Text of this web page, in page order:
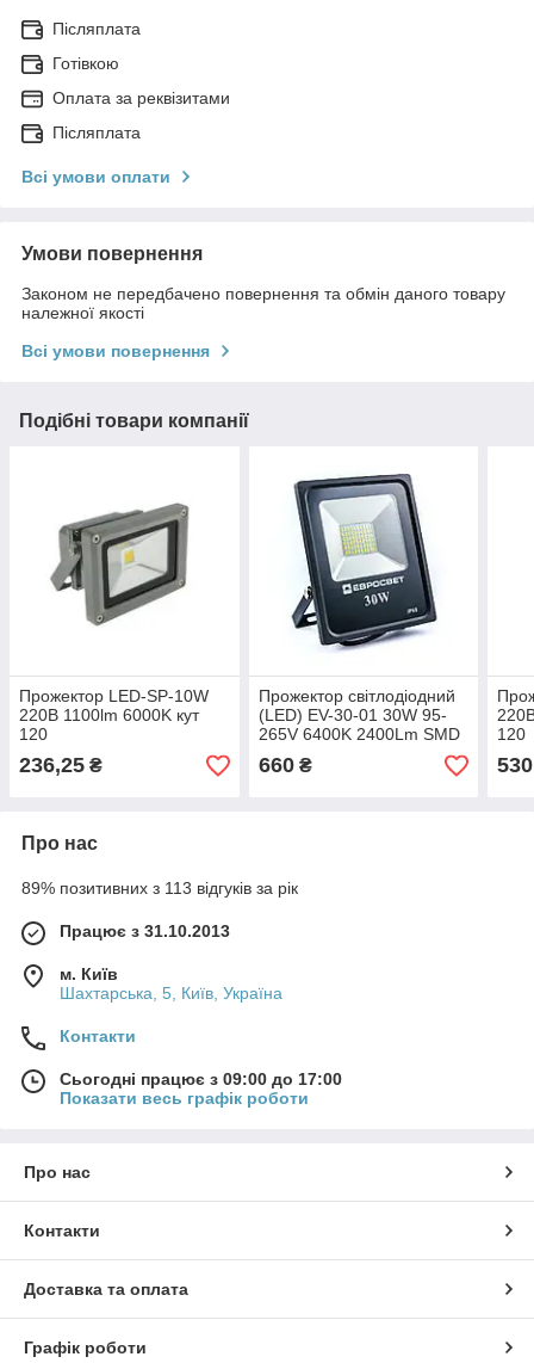
Післяплата
Готівкою
Оплата за реквізитами
Післяплата
Всі умови оплати
Умови повернення
Законом не передбачено повернення та обмін даного товару
належної якості
Всі умови повернення
Подібні товари компанії
Прожектор LED-SP-10W
220В 1100lm 6000K кут
120
236,25 ₴
Прожектор світлодіодний
(LED) EV-30-01 30W 95-
265V 6400K 2400Lm SMD
Евросвет
660₴
120
Про нас
89% позитивних з 113 відгуків за рік
Працює з 31.10.2013
м. Київ
Шахтарська, 5, Київ, Україна
Контакти
Сьогодні працює з 09:00 до 17:00
Показати весь графік роботи
Про нас
Контакти
Доставка та оплата
Графік роботи